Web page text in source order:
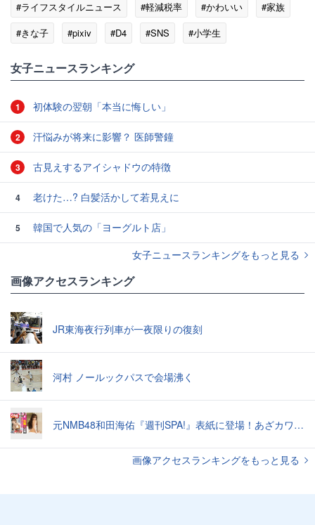
#ライフスタイルニュース #軽減税率 #かわいい
#家族
#きな子
#pixiv #D4 #SNS #小学生
女子ニュースランキング
1 初体験の翌朝「本当に悔しい」
2 汗悩みが将来に影響？ 医師警鐘
3 古見えするアイシャドウの特徴
4 老けた…? 白髪活かして若見えに
5
韓国で人気の「ヨーグルト店」
女子ニュースランキングをもっと見る
画像アクセスランキング
JR東海夜行列車が一夜限りの復刻
河村 ノールックパスで会場沸く
元NMB48和田海佑『週刊SPA!』表紙に登場！あざカワ新婚生活グラビアで読者全員TKO負け♡
画像アクセスランキングをもっと見る